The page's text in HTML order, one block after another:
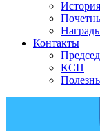
Контакты
КСП